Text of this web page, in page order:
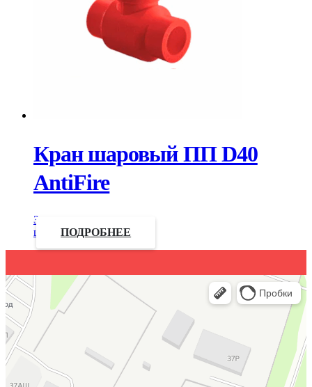
Кран шаровый ПП D40
AntiFire
Запросить
цену
ПОДРОБНЕЕ